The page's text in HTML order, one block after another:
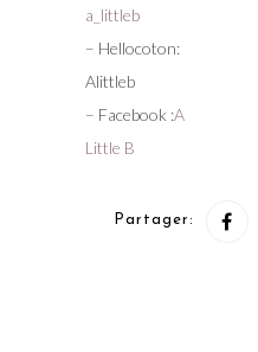
a_littleb
– Hellocoton:
Alittleb
– Facebook :A
Little B
Partager: